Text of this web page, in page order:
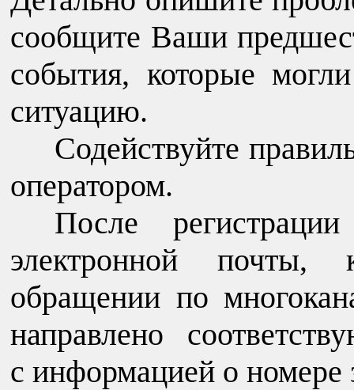
сообщите Ваши
события, которые
ситуацию.
Содействуйте
оператором.
После
электронной
обращении по
направлено
с информацией о номере